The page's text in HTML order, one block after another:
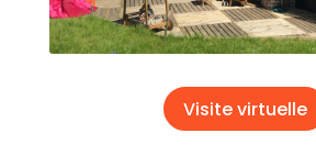
Visite virtuelle